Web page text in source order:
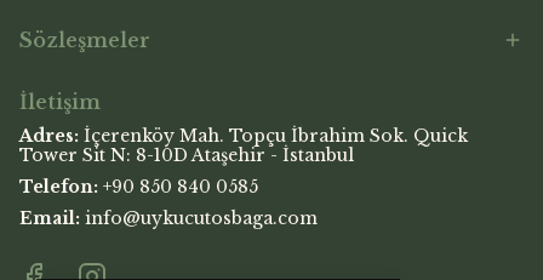
Sözleşmeler
İletişim
Adres: İçerenköy Mah. Topçu İbrahim Sok. Quick
Tower Sit N: 8-10D Ataşehir - İstanbul
Telefon: +90 850 840 0585
Email: info@uykucutosbaga.com